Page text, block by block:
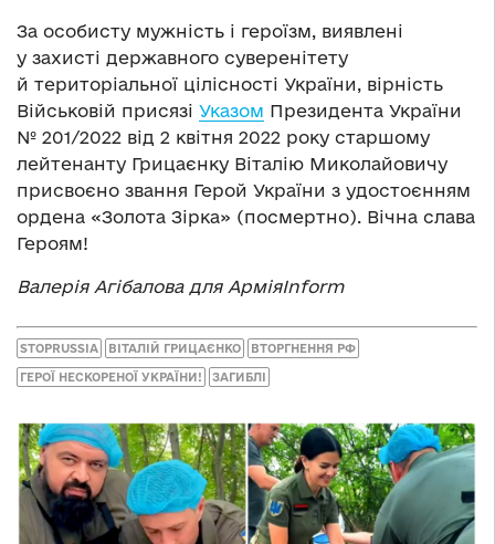
За особисту мужність і героїзм, виявлені
у захисті державного суверенітету
й територіальної цілісності України, вірність
Військовій присязі Указом Президента України
№ 201/2022 від 2 квітня 2022 року старшому
лейтенанту Грицаєнку Віталію Миколайовичу
присвоєно звання Герой України з удостоєнням
ордена «Золота Зірка» (посмертно). Вічна слава
Героям!
Валерія Агібалова для АрміяInform
STOPRUSSIA ВІТАЛІЙ ГРИЦАЄНКО ВТОРГНЕННЯ РФ
ГЕРОЇ НЕСКОРЕНОЇ УКРАЇНИ! ЗАГИБЛІ